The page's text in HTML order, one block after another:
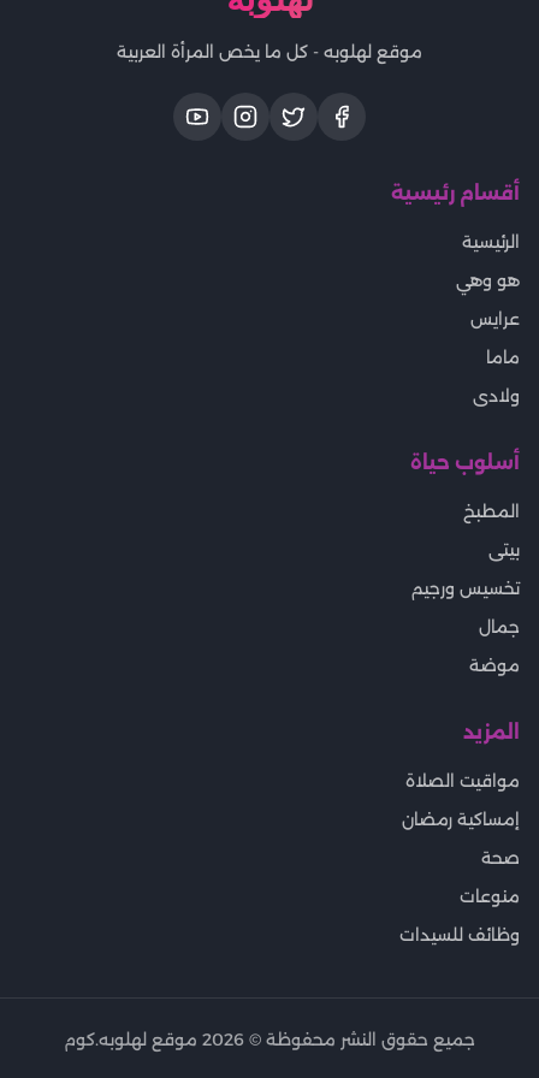
موقع لهلوبه - كل ما يخص المرأة العربية
أقسام رئيسية
الرئيسية
هو وهي
عرايس
ماما
ولادى
أسلوب حياة
المطبخ
بيتى
تخسيس ورجيم
جمال
موضة
المزيد
مواقيت الصلاة
إمساكية رمضان
صحة
منوعات
وظائف للسيدات
جميع حقوق النشر محفوظة © 2026 موقع لهلوبه.كوم